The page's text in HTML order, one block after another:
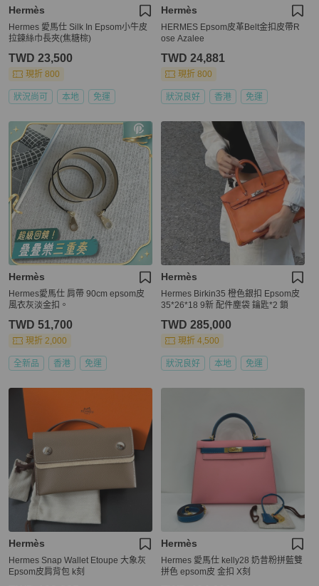
Hermès
Hermes 愛馬仕 Silk In Epsom小牛皮
拉鍊絲巾長夾(焦糖棕)
TWD 23,500
現折 800
狀況尚可 本地 免運
Hermès
HERMES Epsom皮革Belt金扣皮帶R
ose Azalee
TWD 24,881
現折 800
狀況良好 香港 免運
Hermès
Hermes愛馬仕 肩帶 90cm epsom皮
風衣灰淡金扣。
TWD 51,700
現折 2,000
全新品 香港 免運
Hermès
Hermes Birkin35 橙色銀扣 Epsom皮
35*26*18 9新 配件塵袋 鑰匙*2 鎖
TWD 285,000
現折 4,500
狀況良好 本地 免運
Hermès
Hermes Snap Wallet Etoupe 大象灰
Epsom皮肩背包 k刻
Hermès
Hermes 愛馬仕 kelly28 奶昔粉拼藍雙
拼色 epsom皮 金扣 X刻